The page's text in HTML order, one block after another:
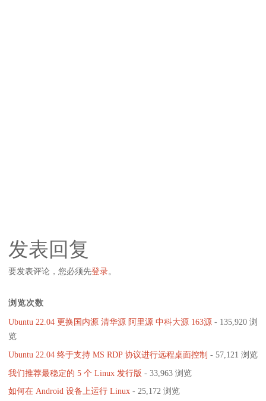
发表回复
要发表评论，您必须先登录。
浏览次数
Ubuntu 22.04 更换国内源 清华源 阿里源 中科大源 163源- 135,920 浏
览
Ubuntu 22.04 终于支持 MS RDP 协议进行远程桌面控制 - 57,121 浏览
我们推荐最稳定的 5 个 Linux 发行版 - 33,963 浏览
如何在 Android 设备上运行 Linux- 25,172 浏览